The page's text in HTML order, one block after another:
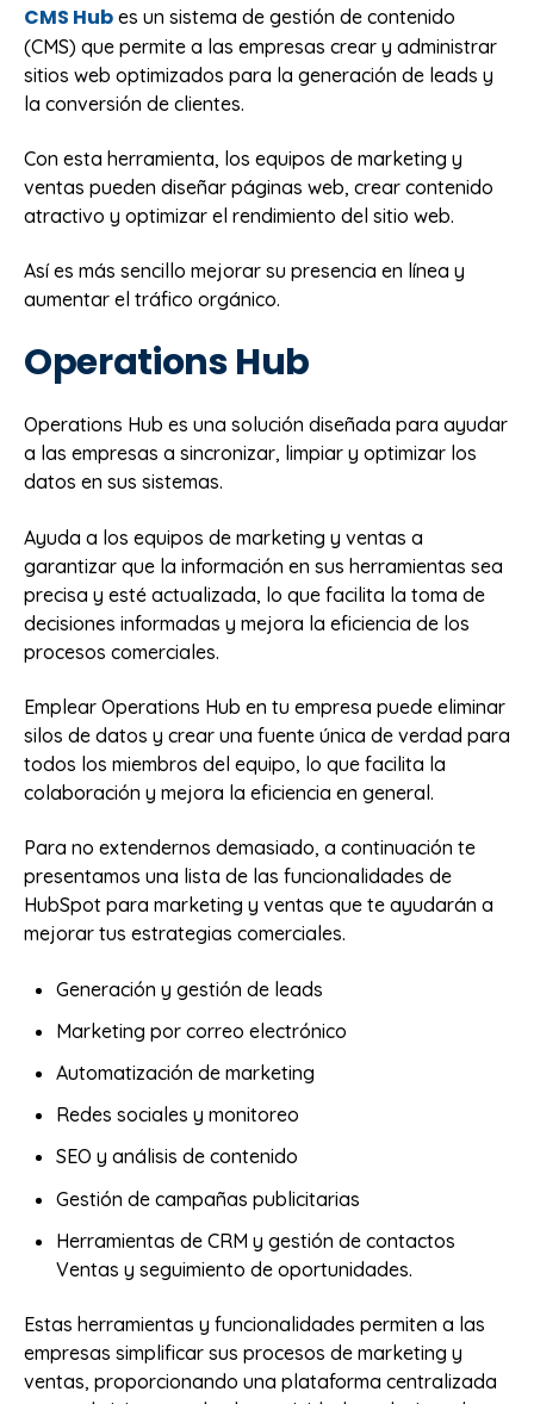
CMS Hub es un sistema de gestión de contenido
(CMS) que permite a las empresas crear y administrar
sitios web optimizados para la generación de leads y
la conversión de clientes.
Con esta herramienta, los equipos de marketing y
ventas pueden diseñar páginas web, crear contenido
atractivo y optimizar el rendimiento del sitio web.
Así es más sencillo mejorar su presencia en línea y
aumentar el tráfico orgánico.
Operations Hub
Operations Hub es una solución diseñada para ayudar
a las empresas a sincronizar, limpiar y optimizar los
datos en sus sistemas.
Ayuda a los equipos de marketing y ventas a
garantizar que la información en sus herramientas sea
precisa y esté actualizada, lo que facilita la toma de
decisiones informadas y mejora la eficiencia de los
procesos comerciales.
Emplear Operations Hub en tu empresa puede eliminar
silos de datos y crear una fuente única de verdad para
todos los miembros del equipo, lo que facilita la
colaboración y mejora la eficiencia en general.
Para no extendernos demasiado, a continuación te
presentamos una lista de las funcionalidades de
HubSpot para marketing y ventas que te ayudarán a
mejorar tus estrategias comerciales.
Generación y gestión de leads
Marketing por correo electrónico
Automatización de marketing
Redes sociales y monitoreo
SEO y análisis de contenido
Gestión de campañas publicitarias
Herramientas de CRM y gestión de contactos
Ventas y seguimiento de oportunidades.
Estas herramientas y funcionalidades permiten a las
empresas simplificar sus procesos de marketing y
ventas, proporcionando una plataforma centralizada